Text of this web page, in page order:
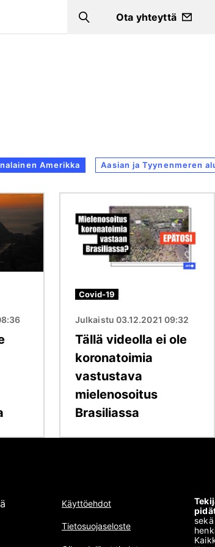
Search
Ota yhteyttä
Amerikka Aasian ja Tyynenmeren
Covid-19
Julkaistu 03.12.2021 09:32
Tällä videolla ei ole
koronatoimia
vastustava
mielenosoitus
Brasiliassa
Käyttöehdot
Tietosuojaseloste